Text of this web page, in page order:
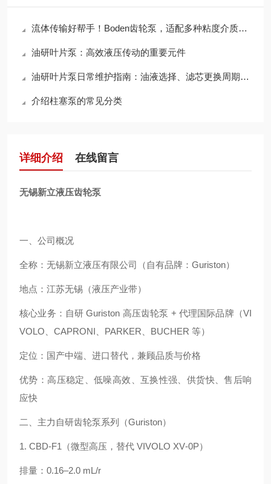
流体传输好帮手！Boden齿轮泵，适配多种粘度介质，输送效率拉满
油研叶片泵：高效液压传动的重要元件
油研叶片泵日常维护指南：油液选择、滤芯更换周期与使用寿命延长技巧
介绍柱塞泵的常见分类
详细介绍 在线留言
无锡新立液压齿轮泵
一、公司概况
全称：无锡新立液压有限公司（自有品牌：Guriston）
地点：江苏无锡（液压产业带）
核心业务：自研 Guriston 高压齿轮泵 + 代理国际品牌（VI
VOLO、CAPRONI、PARKER、BUCHER 等）
定位：国产中端、进口替代，兼顾品质与价格
优势：高压稳定、低噪高效、互换性强、供货快、售后响
应快
二、主力自研齿轮泵系列（Guriston）
1. CBD‑F1（微型高压，替代 VIVOLO XV‑0P）
排量：0.16–2.0 mL/r